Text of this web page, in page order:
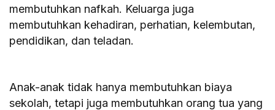
membutuhkan nafkah. Keluarga juga
membutuhkan kehadiran, perhatian, kelembutan,
pendidikan, dan teladan.
Anak-anak tidak hanya membutuhkan biaya
sekolah, tetapi juga membutuhkan orang tua yang